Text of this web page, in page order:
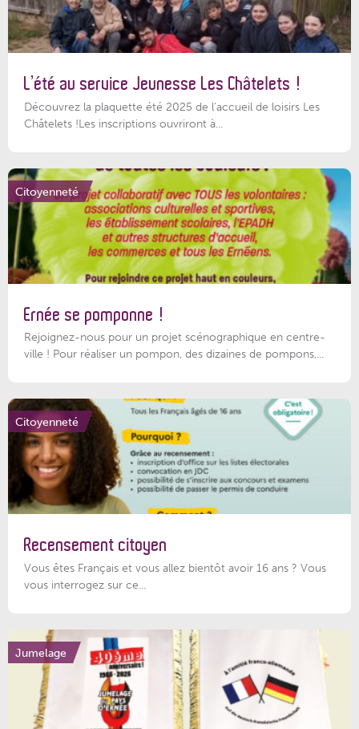
L’été au service Jeunesse Les Châtelets !
Découvrez la plaquette été 2025 de l’accueil de loisirs Les
Châtelets !Les inscriptions ouvriront à...
Citoyenneté
Ernée se pomponne !
Rejoignez-nous pour un projet scénographique en centre-
ville ! Pour réaliser un pompon, des dizaines de pompons,...
Citoyenneté
Recensement citoyen
Vous êtes Français et vous allez bientôt avoir 16 ans ? Vous
vous interrogez sur ce...
Jumelage